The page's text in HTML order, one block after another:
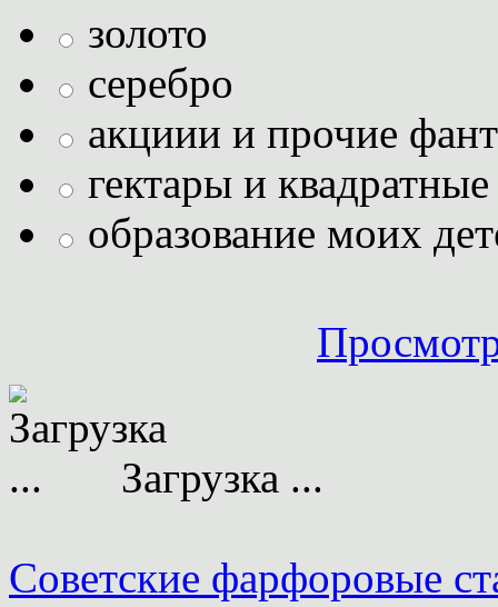
золото
серебро
акциии и прочие
гектары и
образование моих
Загрузка ...
Советские фарфоровые